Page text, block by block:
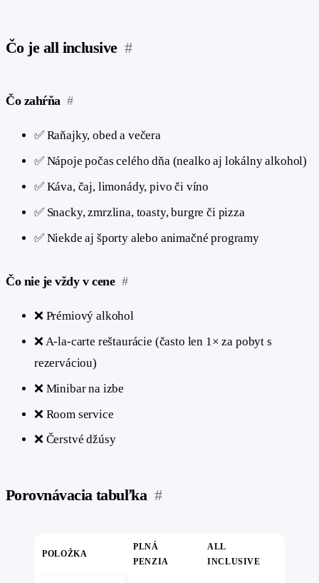
Čo je all inclusive #
Čo zahŕňa #
✅ Raňajky, obed a večera
✅ Nápoje počas celého dňa (nealko aj lokálny alkohol)
✅ Káva, čaj, limonády, pivo či víno
✅ Snacky, zmrzlina, toasty, burgre či pizza
✅ Niekde aj športy alebo animačné programy
Čo nie je vždy v cene #
❌ Prémiový alkohol
❌ A-la-carte reštaurácie (často len 1× za pobyt s
rezerváciou)
❌ Minibar na izbe
❌ Room service
❌ Čerstvé džúsy
Porovnávacia tabuľka #
POLOŽKA
PLNÁ
PENZIA
ALL
INCLUSIVE